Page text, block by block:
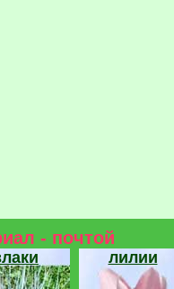
- почтой
лилии